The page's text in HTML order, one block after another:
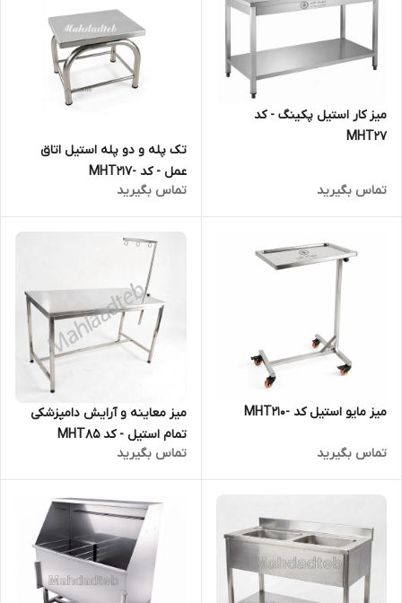
میز کار استیل پکینگ - کد
MHT27
تماس بگیرید
تک پله و دو پله استیل اتاق
عمل - کد -MHT217
تماس بگیرید
میز مایو استیل کد -MHT210
تماس بگیرید
میز معاینه و آرایش دامپزشکی
تمام استیل - کد MHT85
تماس بگیرید